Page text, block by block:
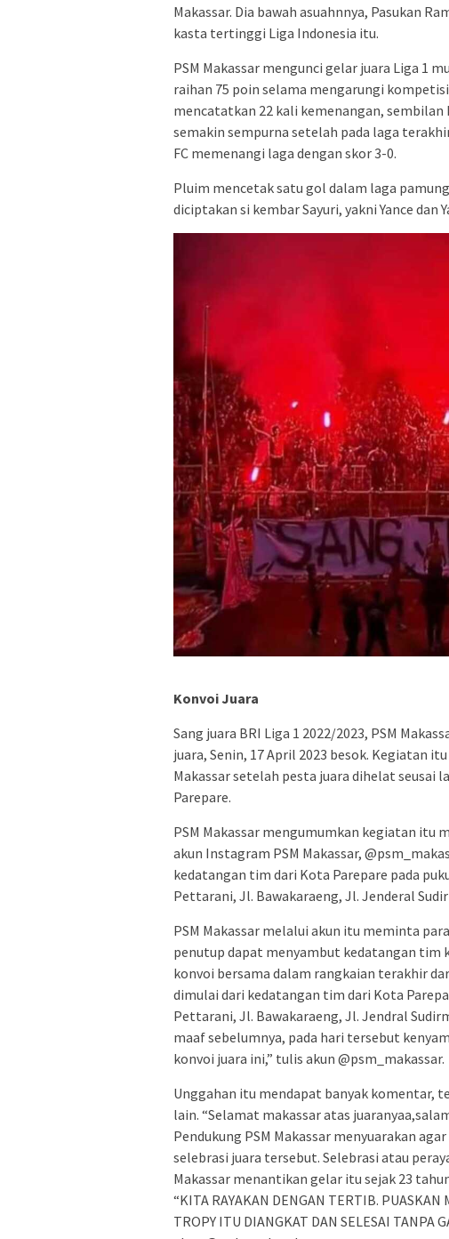
Makassar. Dia bawah asuahnnya, Pasukan
kasta tertinggi Liga Indonesia itu.
PSM Makassar mengunci gelar juara Liga 1
raihan 75 poin selama mengarungi
mencatatkan 22 kali kemenangan, sembilan
semakin sempurna setelah pada laga
FC memenangi laga dengan skor 3-0.
Pluim mencetak satu gol dalam laga
diciptakan si kembar Sayuri, yakni Yance dan
Konvoi Juara
Sang juara BRI Liga 1 2022/2023, PSM
juara, Senin, 17 April 2023 besok. Kegiatan
Makassar setelah pesta juara dihelat seusai
Parepare.
PSM Makassar mengumumkan kegiatan itu
akun Instagram PSM Makassar,
kedatangan tim dari Kota Parepare pada
Pettarani, Jl. Bawakaraeng, Jl. Jenderal
PSM Makassar melalui akun itu meminta
penutup dapat menyambut kedatangan tim
konvoi bersama dalam rangkaian terakhir
dimulai dari kedatangan tim dari Kota
Pettarani, Jl. Bawakaraeng, Jl. Jendral
maaf sebelumnya, pada hari tersebut
konvoi juara ini,” tulis akun @psm_makassar.
Unggahan itu mendapat banyak komentar,
lain. “Selamat makassar atas
Pendukung PSM Makassar menyuarakan
selebrasi juara tersebut. Selebrasi atau
Makassar menantikan gelar itu sejak 23
“KITA RAYAKAN DENGAN TERTIB.
TROPY ITU DIANGKAT DAN SELESAI TANPA